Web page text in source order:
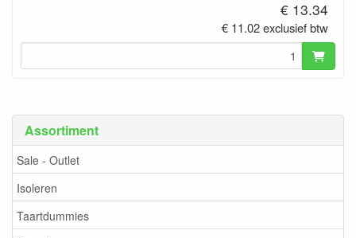
Assortiment
Sale - Outlet
Isoleren
Taartdummies
€ 13.34
€ 11.02 exclusief btw